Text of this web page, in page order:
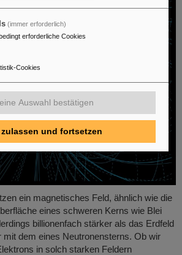
ein magnetisches Feld, ähnlich wie die
eines schweren Kerns wie Blei
billionenfach stärker als das Erdfeld
mit dem eines Neutronensterns. Ob wir
in solch starken Feldern
(immer erforderlich)
erforderliche Cookies
Cookies
Auswahl bestätigen
und fortsetzen